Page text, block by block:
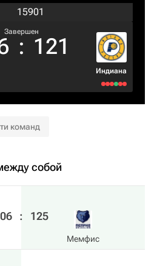
15901
Завершен
: 121
Индиана
команд
собой
: 125
Мемфис